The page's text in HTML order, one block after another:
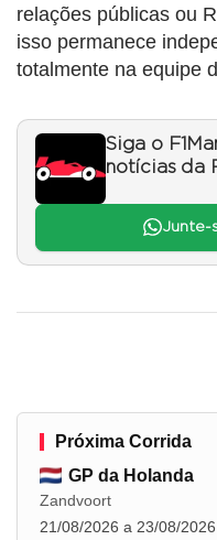
relações públicas ou
isso permanece
totalmente na equipe
Siga o
notícias da
Junte-
Próxima Corrida
GP da Holanda
Zandvoort
21/08/2026 a 23/08/2026